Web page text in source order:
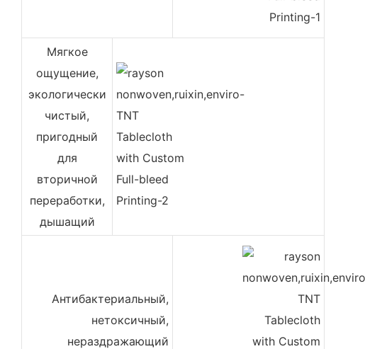
Мягкое
ощущение,
экологически
чистый,
пригодный
для
вторичной
переработки,
дышащий
Антибактериальный,
нетоксичный,
нераздражающий